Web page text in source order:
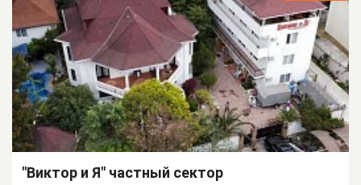
"Виктор и Я" частный сектор